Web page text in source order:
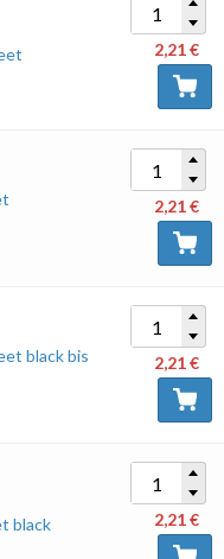
2,21€
2,21€
black bis
2,21€
black 2,21€